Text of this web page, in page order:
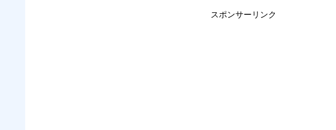
スポンサーリンク